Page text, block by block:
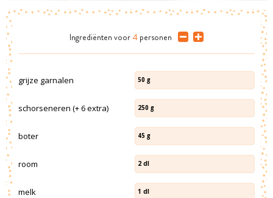
Ingrediënten voor 4 personen
grijze garnalen 50 g
schorseneren (+ 6 extra) 250 g
boter 45 g
room 2 dl
melk 1 dl